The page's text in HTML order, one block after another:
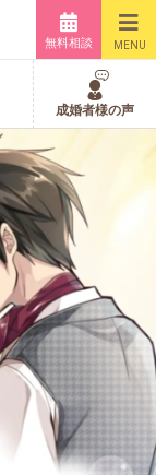
無料相談 MENU
成婚者様の声